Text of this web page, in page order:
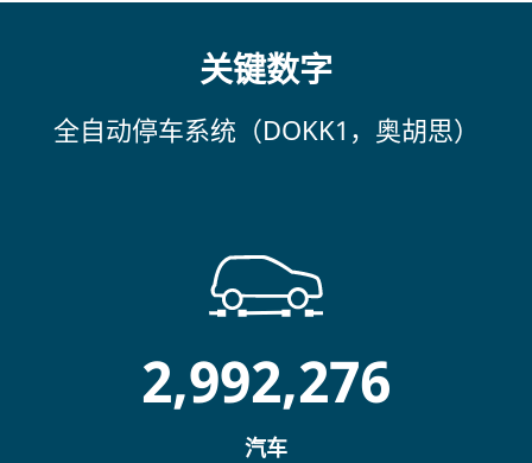
关键数字
全自动停车系统（DOKK1，奥胡思）
2,992,276
汽车